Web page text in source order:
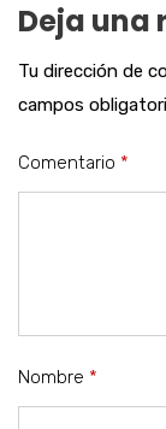
Deja una
Tu dirección de
campos
Comentario *
Nombre *